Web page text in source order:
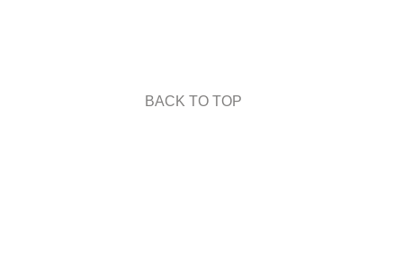
BACK TO TOP